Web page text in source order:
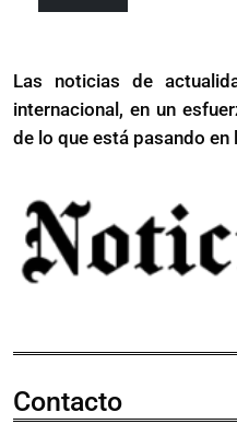
Más
Las noticias de
internacional, en un
de lo que está pasando
Contacto